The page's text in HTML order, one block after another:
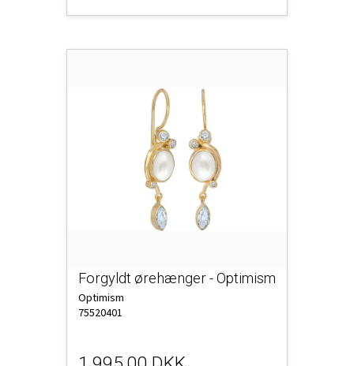
Forgyldt ørehænger - Optimism
Optimism
75520401